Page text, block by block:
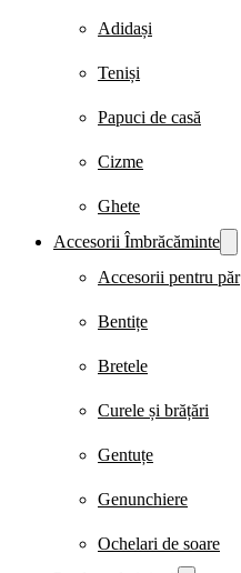
Adidași
Teniși
Papuci de casă
Cizme
Ghete
Accesorii Îmbrăcăminte
Accesorii pentru păr
Bentițe
Bretele
Curele și brățări
Gentuțe
Genunchiere
Ochelari de soare